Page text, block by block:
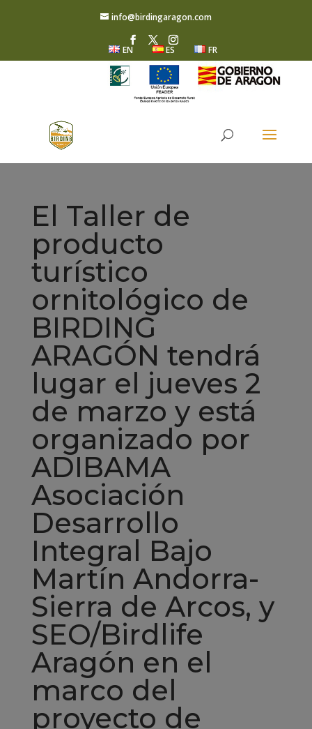
info@birdingaragon.com
EN ES FR
El Taller de
producto
turístico
ornitológico de
BIRDING
ARAGÓN tendrá
lugar el jueves 2
de marzo y está
organizado por
ADIBAMA
Asociación
Desarrollo
Integral Bajo
Martín Andorra-
Sierra de Arcos, y
SEO/Birdlife
Aragón en el
marco del
proyecto de